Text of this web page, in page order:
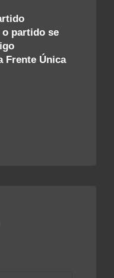
o partido se
Frente Única